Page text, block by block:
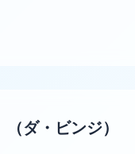
ダ・ビンジ）